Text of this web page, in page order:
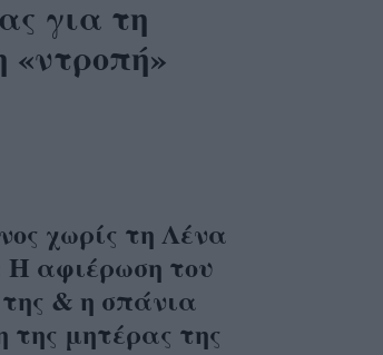
για τη
«ντροπή»
χωρίς τη Λένα
αφιέρωση του
& η σπάνια
της μητέρας της